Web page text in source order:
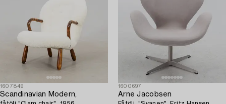
1607849
Scandinavian Modern,
1600697
Arne Jacobsen